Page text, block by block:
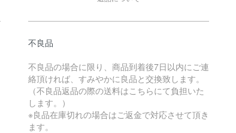
不良品
不良品の場合に限り、商品到着後7日以内にご連
絡頂ければ、すみやかに良品と交換致します。
（不良品返品の際の送料はこちらにて負担いた
します。）
※良品在庫切れの場合はご返金で対応させて頂き
ます。